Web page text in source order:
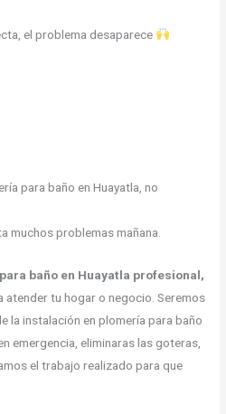
el problema desaparece
para baño en Huayatla, no
muchos problemas mañana.
baño en Huayatla profesional,
atender tu hogar o negocio. Seremos
la instalación en plomería para baño
emergencia, eliminaras las goteras,
el trabajo realizado para que